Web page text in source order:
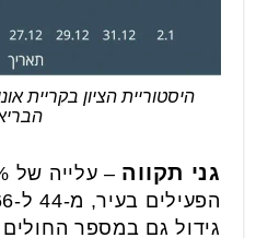
גני תקווה